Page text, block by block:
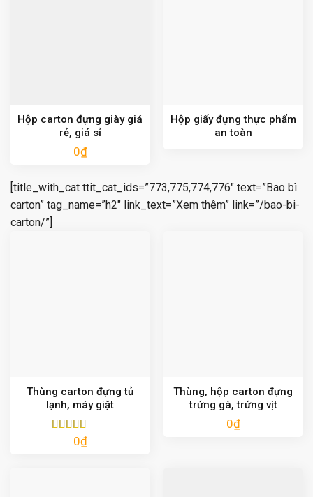
Hộp carton đựng giày giá
rẻ, giá sỉ
0₫
Hộp giấy đựng thực phẩm
an toàn
[title_with_cat ttit_cat_ids=”773,775,774,776″ text=”Bao bì
carton” tag_name=”h2″ link_text=”Xem thêm” link=”/bao-bi-
carton/”]
Thùng carton đựng tủ
lạnh, máy giặt
Được xếp
0₫
Thùng, hộp carton đựng
trứng gà, trứng vịt
0₫